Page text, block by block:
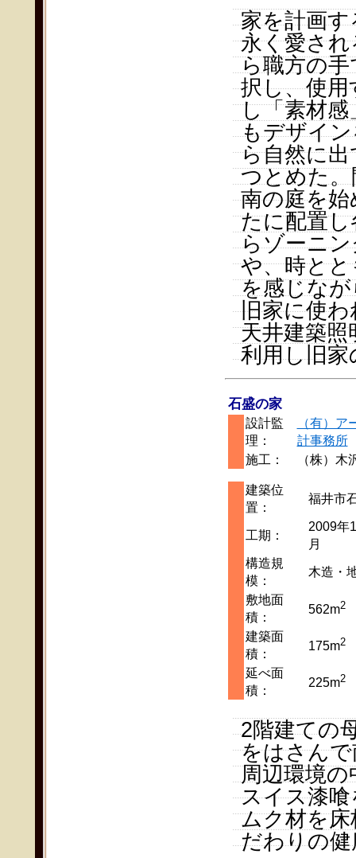
家を計画
永く愛さ
ら職方の
択し、使
し「素材
もデザイ
ら自然に
つとめた
南の庭を
たに配置
らゾーニ
や、時と
を感じな
旧家に使
天井建築照
利用し旧
石盛の家
設計監
理：
（有）ア
計事務所
施工：
（株）木
建築位
置：
福井市
工期：
2009年
月
構造規
模：
木造・
敷地面
積：
562m2
建築面
積：
175m2
延べ面
積：
225m2
2階建ての
をはさん
周辺環境
スイス漆喰
ムク材を
だわりの